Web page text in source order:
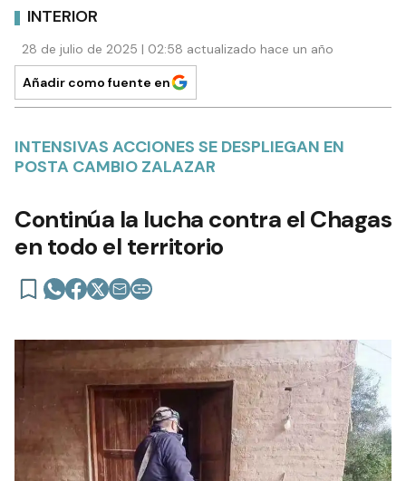
INTERIOR
28 de julio de 2025 | 02:58 actualizado hace un año
Añadir como fuente en
INTENSIVAS ACCIONES SE DESPLIEGAN EN
POSTA CAMBIO ZALAZAR
Continúa la lucha contra el Chagas
en todo el territorio